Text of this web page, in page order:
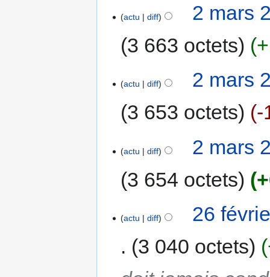
actu diff
2 mars
3 663 octets
actu diff
2 mars
3 653 octets
-
actu diff
2 mars
3 654 octets
actu diff
26
3 040 octets